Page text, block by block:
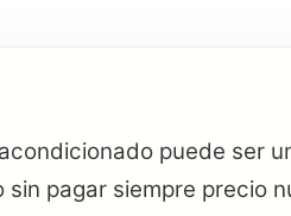
puede ser
sin pagar siempre precio